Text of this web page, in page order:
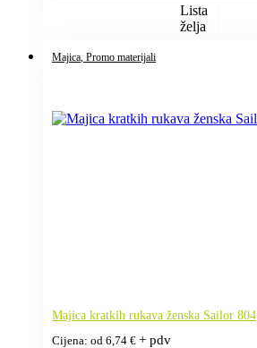
Lista
želja
Majica, Promo materijali
Majica kratkih rukava ženska Sailor 804
Cijena: od 6,74 € + pdv